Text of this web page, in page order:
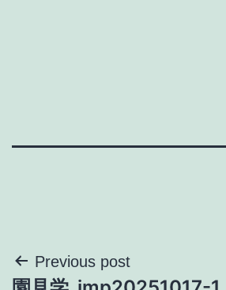
投Previous post